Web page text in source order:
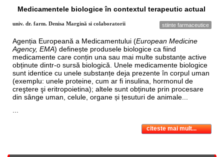
Medicamentele biologice în contextul terapeutic actual
univ. dr. farm. Denisa Margină si colaboratorii stiinte farmaceutice
Agenția Europeană a Medicamentului (European Medicine
Agency, EMA) definește produsele biologice ca fiind
medicamente care conțin una sau mai multe substanțe active
obținute dintr-o sursă biologică. Unele medicamente biologice
sunt identice cu unele substanțe deja prezente în corpul uman
(exemplu: unele proteine, cum ar fi insulina, hormonul de
creştere şi eritropoietina); altele sunt obținute prin procesare
din sânge uman, celule, organe și țesuturi de animale...
citeste mai mult...